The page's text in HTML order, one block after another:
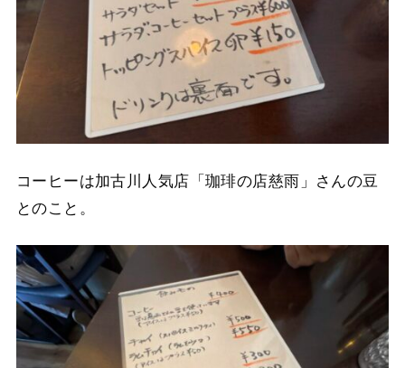
コーヒーは加古川人気店「珈琲の店慈雨」さんの豆
とのこと。